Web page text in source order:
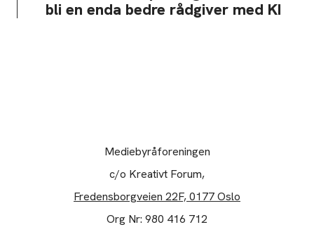
bli en enda bedre rådgiver med KI
Mediebyråforeningen
c/o Kreativt Forum,
Fredensborgveien 22F, 0177 Oslo
Org Nr: 980 416 712